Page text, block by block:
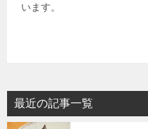
います。
最近の記事一覧